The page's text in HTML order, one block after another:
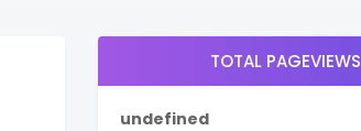
TOTAL PAGEVIEWS
undefined